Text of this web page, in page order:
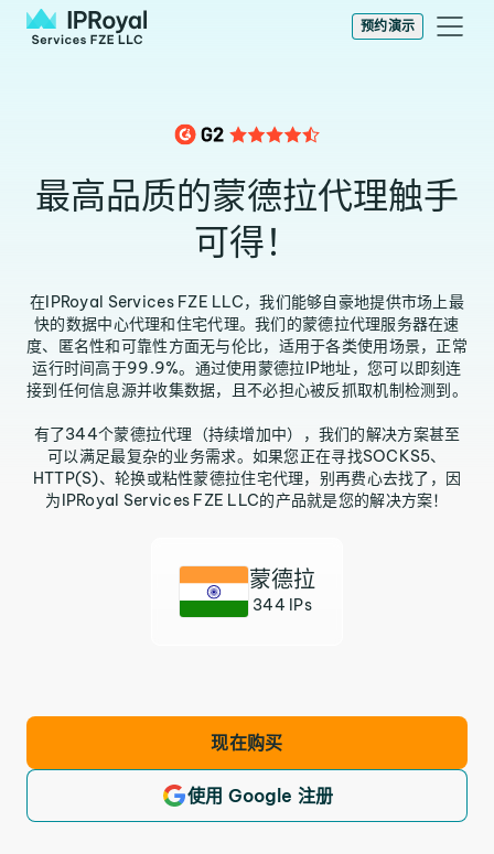
预约演示
最高品质的蒙德拉代理触手
可得！
在IPRoyal Services FZE LLC，我们能够自豪地提供市场上最
快的数据中心代理和住宅代理。我们的蒙德拉代理服务器在速
度、匿名性和可靠性方面无与伦比，适用于各类使用场景，正常
运行时间高于99.9%。通过使用蒙德拉IP地址，您可以即刻连
接到任何信息源并收集数据，且不必担心被反抓取机制检测到。
有了344个蒙德拉代理（持续增加中），我们的解决方案甚至
可以满足最复杂的业务需求。如果您正在寻找SOCKS5、
HTTP(S)、轮换或粘性蒙德拉住宅代理，别再费心去找了，因
为IPRoyal Services FZE LLC的产品就是您的解决方案！
蒙德拉
344 IPs
现在购买
使用 Google 注册